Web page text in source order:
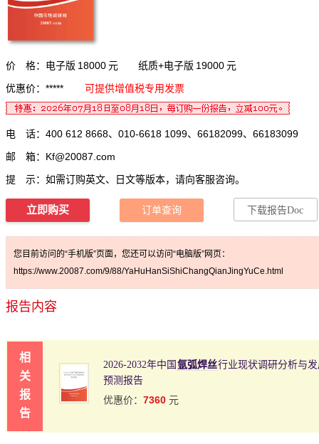
价 格：电子版 18000 元 纸质+电子版 19000 元
优惠价：*****
可提供增值税专用发票
电 话：400 612 8668、010-6618 1099、66182099、66183099
邮 箱： Kf@20087.com
提 示：如需订购英文、日文等版本，请向客服咨询。
立即购买 订单查询 下载报告Doc
您目前访问的“手机版”页面，您还可以访问“电脑版”网页：
https://www.20087.com/9/88/YaHuHanSiShiChangQianJingYuCe.html
报告内容
相
关
报
告
2026-2032年中国 氩弧焊丝行业现状调研分析与
预测报告
优惠价： 7360 元